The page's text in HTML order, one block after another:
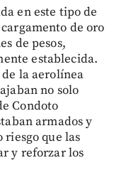
en este tipo de
de oro
de pesos,
establecida.
la aerolínea
no solo
Condoto
armados y
que las
y reforzar los